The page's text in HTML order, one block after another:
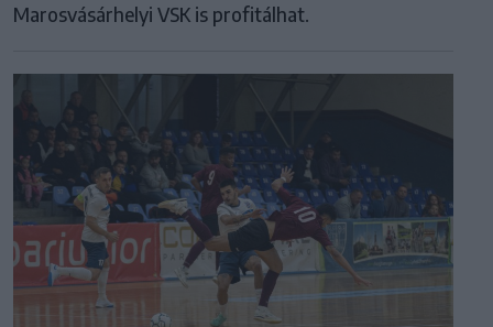
Marosvásárhelyi VSK is profitálhat.